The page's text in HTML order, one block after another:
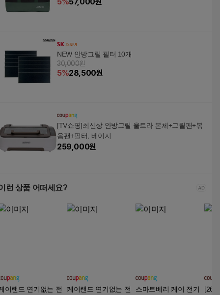
NEW 안방그릴 필터 10개
30,000원
5%28,500원
[TV쇼핑]최신상 안방그릴 울트라 본체+그릴팬+볶
음팬+필터, 베이지
259,000원
런 상품 어떠세요?
이랜드 연기없는 전
케이랜드 연기없는 전
스마트베리 케이 전기
[26